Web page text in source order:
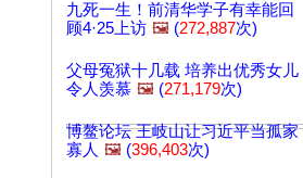
九死一生！前清华学子有幸能回
顾4·25上访 🖼️ (272,887次)
父母冤狱十几载 培养出优秀女儿
令人羡慕 🖼️ (271,179次)
博鳌论坛 王岐山让习近平当孤家
寡人 🖼️ (396,403次)